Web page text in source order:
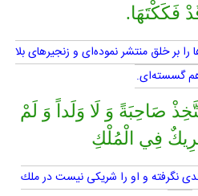
فَكَكْتَهَا.
بر خلق منتشر نموده‌اى و زنجيرهاى بلا
گسسته‌اى.
صَاحِبَةً وَ لَا وَلَداً وَ لَمْ
فِي الْمُلْكِ
نگرفته و او را شريكى نيست در ملك